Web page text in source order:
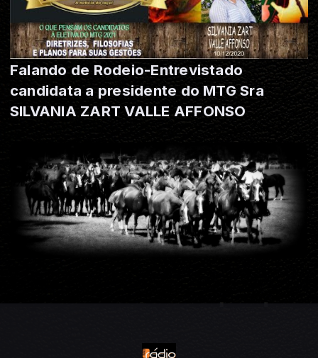
Falando de Rodeio-Entrevistado
candidata a presidente do MTG Sra
SILVANIA ZART VALLE AFFONSO